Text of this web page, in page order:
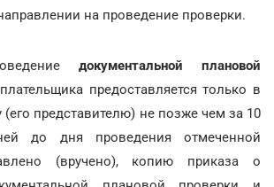
на проведение проверки.
документальной плановой
предоставляется только в
(его представителю) не позже чем за 10
до дня проведения отмеченной
(вручено), копию приказа о